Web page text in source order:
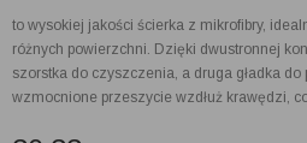
to wysokiej jakości ścierka z mikrofibry,
różnych powierzchni. Dzięki dwustronnej
szorstka do czyszczenia, a druga gładka
wzmocnione przeszycie wzdłuż krawędzi,